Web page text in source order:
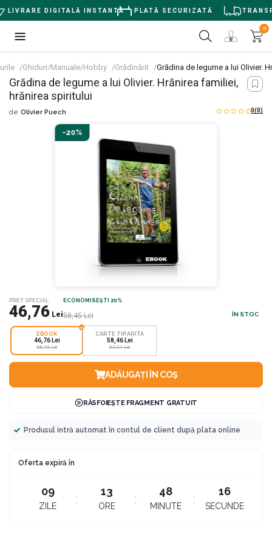
LIVRARE DIGITALĂ INSTANTĂ PLATĂ SECURIZATĂ
0
Ghiduri/Manuale/Hobby Grădinărit Grădina de legume a lui Olivier.
Grădina de legume a lui Olivier. Hrănirea familiei,
hrănirea spiritului
de Olivier Puech 0(0)
-20%
PREȚ SPECIAL
46,76 Lei
ECONOMISEȘTI 20%
58,45Lei ÎN STOC
EBOOK
46,76 Lei
58,45 Lei
CARTE TIPARITA
58,46 Lei
83,51 Lei
ADĂUGAȚI ÎN COȘ
RĂSFOIEȘTE FRAGMENT GRATUIT
Produsul intră automat în contul de client după plata online
Oferta expiră în
09
ZILE
13
ORE
48
MINUTE
16
SECUNDE